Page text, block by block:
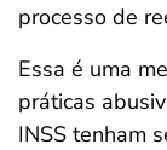
processo de
Essa é uma
práticas
INSS tenham